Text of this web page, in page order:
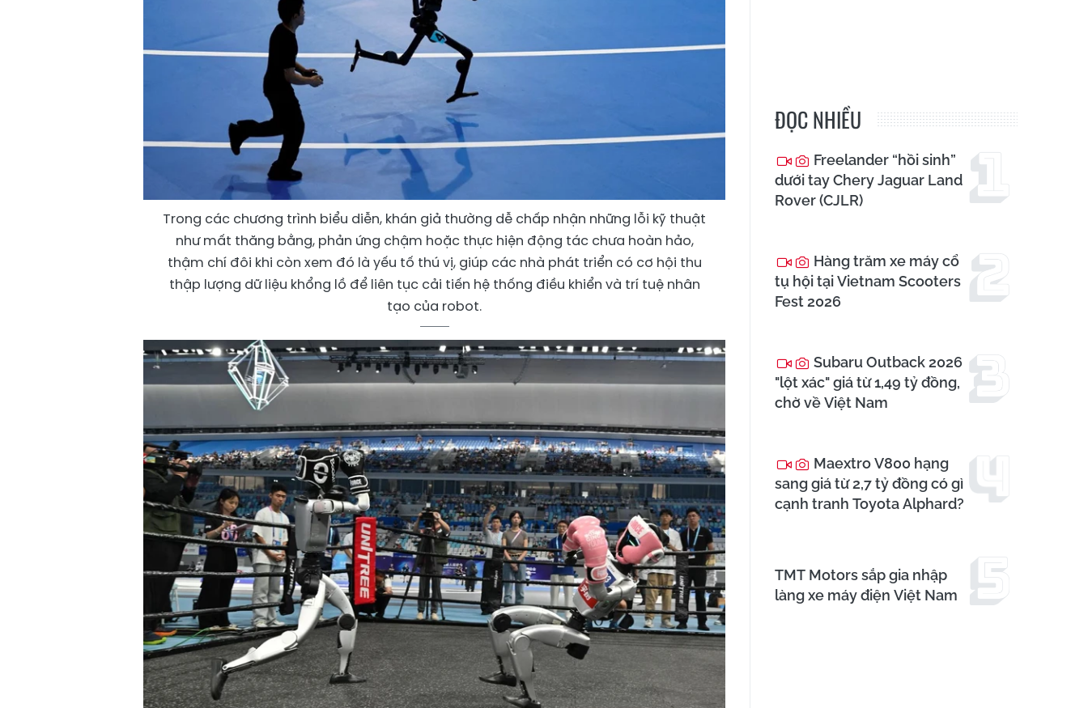
Trong các chương trình biểu diễn, khán giả thường dễ chấp nhận những lỗi kỹ thuật
như mất thăng bằng, phản ứng chậm hoặc thực hiện động tác chưa hoàn hảo,
thậm chí đôi khi còn xem đó là yếu tố thú vị, giúp các nhà phát triển có cơ hội thu
thập lượng dữ liệu khổng lồ để liên tục cải tiến hệ thống điều khiển và trí tuệ nhân
tạo của robot.
ĐỌC NHIỀU
Freelander “hồi sinh”
dưới tay Chery Jaguar Land
Rover (CJLR)
Hàng trăm xe máy cổ
tụ hội tại Vietnam Scooters
Fest 2026
Subaru Outback 2026
"lột xác" giá từ 1,49 tỷ đồng,
chờ về Việt Nam
Maextro V800 hạng
sang giá từ 2,7 tỷ đồng có gì
cạnh tranh Toyota Alphard?
TMT Motors sắp gia nhập
làng xe máy điện Việt Nam